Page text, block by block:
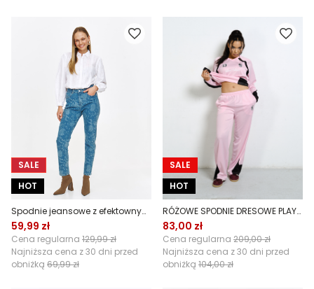
SALE
HOT
Spodnie jeansowe z efektownym nadrukiem paisley
59,99 zł
Cena regularna 129,99 zł
Najniższa cena z 30 dni przed
obniżką 69,99 zł
SALE
HOT
RÓŻOWE SPODNIE DRESOWE PLAYERS CLUB
83,00 zł
Cena regularna 209,00 zł
Najniższa cena z 30 dni przed
obniżką 104,00 zł